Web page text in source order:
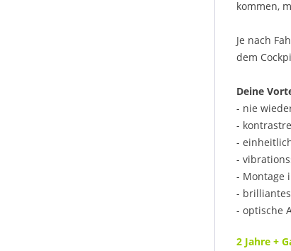
kommen,
Je nach
dem
Deine
- nie
-
-
-
- Montage
-
- optische
2 Jahre +